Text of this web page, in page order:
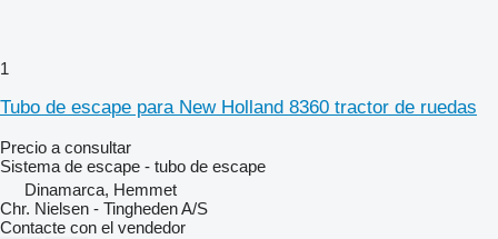
1
Tubo de escape para New Holland 8360 tractor de ruedas
Precio a consultar
Sistema de escape - tubo de escape
Dinamarca, Hemmet
Chr. Nielsen - Tingheden A/S
Contacte con el vendedor